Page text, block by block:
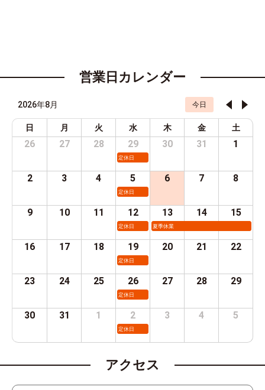
営業日カレンダー
2026年8月 今日
日 月 火 水 木 金 土
26 27 28 29
定休日
30 31 1
2 3 4 5
定休日
6 7 8
9 10 11 12
定休日
13
夏季休業
14 15
16 17 18 19
定休日
20 21 22
23 24 25 26
定休日
27 28 29
30 31 1 2
定休日
3 4 5
アクセス